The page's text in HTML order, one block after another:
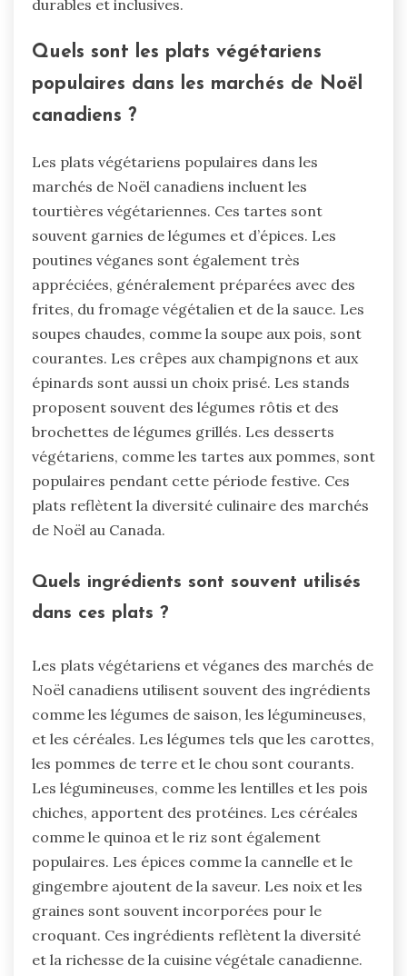
durables et inclusives.
Quels sont les plats végétariens
populaires dans les marchés de Noël
canadiens ?
Les plats végétariens populaires dans les
marchés de Noël canadiens incluent les
tourtières végétariennes. Ces tartes sont
souvent garnies de légumes et d’épices. Les
poutines véganes sont également très
appréciées, généralement préparées avec des
frites, du fromage végétalien et de la sauce. Les
soupes chaudes, comme la soupe aux pois, sont
courantes. Les crêpes aux champignons et aux
épinards sont aussi un choix prisé. Les stands
proposent souvent des légumes rôtis et des
brochettes de légumes grillés. Les desserts
végétariens, comme les tartes aux pommes, sont
populaires pendant cette période festive. Ces
plats reflètent la diversité culinaire des marchés
de Noël au Canada.
Quels ingrédients sont souvent utilisés
dans ces plats ?
Les plats végétariens et véganes des marchés de
Noël canadiens utilisent souvent des ingrédients
comme les légumes de saison, les légumineuses,
et les céréales. Les légumes tels que les carottes,
les pommes de terre et le chou sont courants.
Les légumineuses, comme les lentilles et les pois
chiches, apportent des protéines. Les céréales
comme le quinoa et le riz sont également
populaires. Les épices comme la cannelle et le
gingembre ajoutent de la saveur. Les noix et les
graines sont souvent incorporées pour le
croquant. Ces ingrédients reflètent la diversité
et la richesse de la cuisine végétale canadienne.